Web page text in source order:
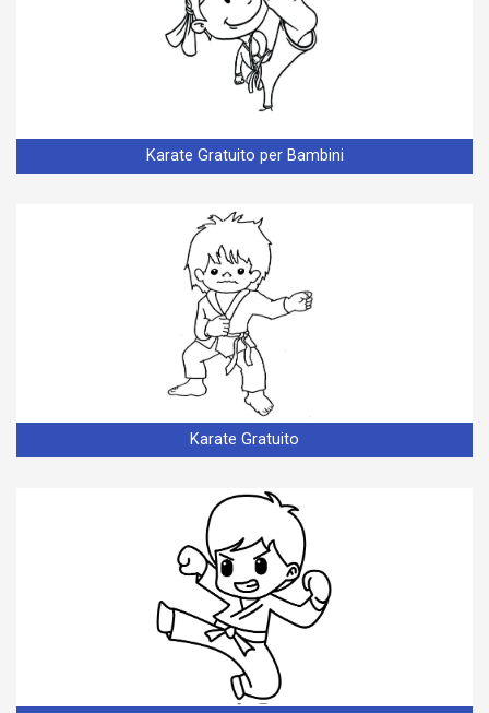
Karate Gratuito per Bambini
Karate Gratuito